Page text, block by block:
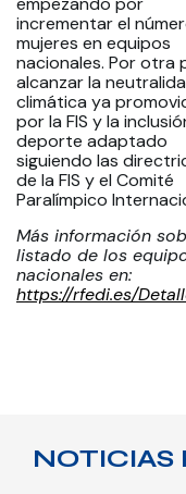
incrementar el
mujeres en equipos
nacionales. Por otra
alcanzar la
climática ya
por la FIS y la
deporte adaptado
siguiendo las
de la FIS y el Comité
Paralímpico
Más información
listado de los
nacionales en:
https://rfedi.es/
NOTICIAS